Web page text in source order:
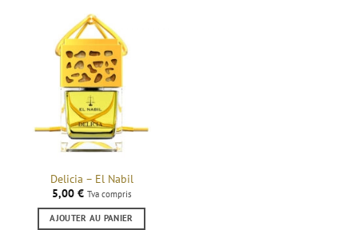
Delicia – El Nabil
5,00 € Tva compris
AJOUTER AU PANIER